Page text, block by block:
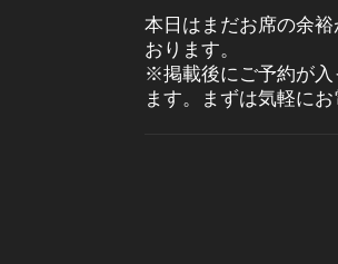
本日はまだお席の余
おります。
※掲載後にご予約が入
ます。まずは気軽に